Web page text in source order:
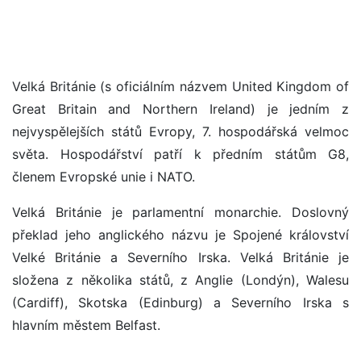
Velká Británie (s oficiálním názvem United Kingdom of
Great Britain and Northern Ireland) je jedním z
nejvyspělejších států Evropy, 7. hospodářská velmoc
světa. Hospodářství patří k předním státům G8,
členem Evropské unie i NATO.
Velká Británie je parlamentní monarchie. Doslovný
překlad jeho anglického názvu je Spojené království
Velké Británie a Severního Irska. Velká Británie je
složena z několika států, z Anglie (Londýn), Walesu
(Cardiff), Skotska (Edinburg) a Severního Irska s
hlavním městem Belfast.